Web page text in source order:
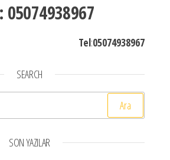
05074938967
Tel:05074938967
SEARCH
SON YAZILAR